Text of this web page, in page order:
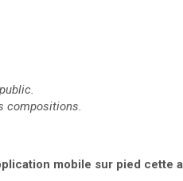
compositions.
mobile sur pied cette